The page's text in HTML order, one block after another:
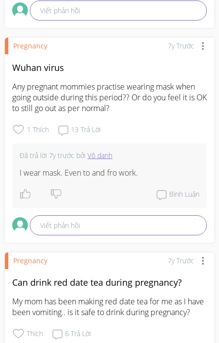
Viết phản hồi
Pregnancy 7y Trước
Wuhan virus
Any pregnant mommies practise wearing mask when
going outside during this period?? Or do you feel it is OK
to still go out as per normal?
1 Thích 13 Trả Lời
Đã trả lời 7y trước bởi Vô danh
I wear mask. Even to and fro work.
Bình Luận
Viết phản hồi
Pregnancy 7y Trước
Can drink red date tea during pregnancy?
My mom has been making red date tea for me as I have
been vomiting.. is it safe to drink during pregnancy?
Thích 6 Trả Lời